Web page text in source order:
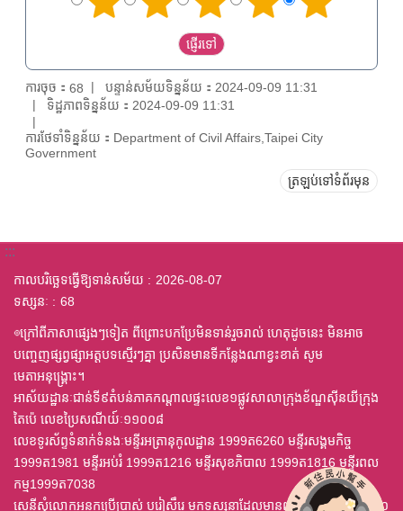
ការចុច： 68
បន្ទាន់សម័យទិន្នន័យ：2024-09-09 11:31
ទិដ្ឋភាពទិន្នន័យ：2024-09-09 11:31
ការថែទាំទិន្នន័យ：Department of Civil Affairs,Taipei City
Government
ត្រឡប់ទៅទំព័រមុន
:::
កាលបរិច្ឆេទធ្វើឱ្យទាន់សម័យ
2026-08-07
ទស្សនៈ
68
◎ក្រៅពីភាសាផ្សេងៗទៀត ពីព្រោះបកប្រែមិនទាន់រួចរាល់ ហេតុដូចនេះ មិនអាច
បញ្ចេញផ្សព្វផ្សាអត្តបទស្មើរៗគ្នា ប្រសិនមានទីកន្លែងណាខ្វះខាត់ សូម
មេតាអនុង្គ្រោះ។
អាស័យដ្ឋានៈជាន់ទី៩តំបន់ភាគកណ្តាលផ្ទះលេខ១ផ្លូវសាលាក្រុងខ័ណ្ឌស៊ីនយីក្រុង
តៃប៉េ លេខប្រៃសណីយ៍ៈ១១០០៨
លេខទូរស័ព្ទទំនាក់ទំនងៈមន្ទីរអត្រានុកូលដ្ឋាន 1999ត6260 មន្ទីរសង្គមកិច្ច
1999ត1981 មន្ទីរអប់រំ 1999ត1216 មន្ទីរសុខភិបាល 1999ត1816 មន្ទីរពល
កម្ម1999ត7038
សេនីសុំលោកអនកប្រើប្រាស់ បរៀសឹរេ មកទស្សនាដែលមានពុម្ព ឈុតឦលើស ៤,០